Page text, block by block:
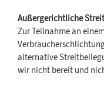
Außergerichtliche
Zur Teilnahme an
alternative
wir nicht bereit und